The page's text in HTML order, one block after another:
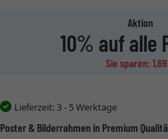
Aktion
10% auf alle
Sie sparen:
Lieferzeit: 3 - 5 Werktage
Poster & Bilderrahmen in Premium